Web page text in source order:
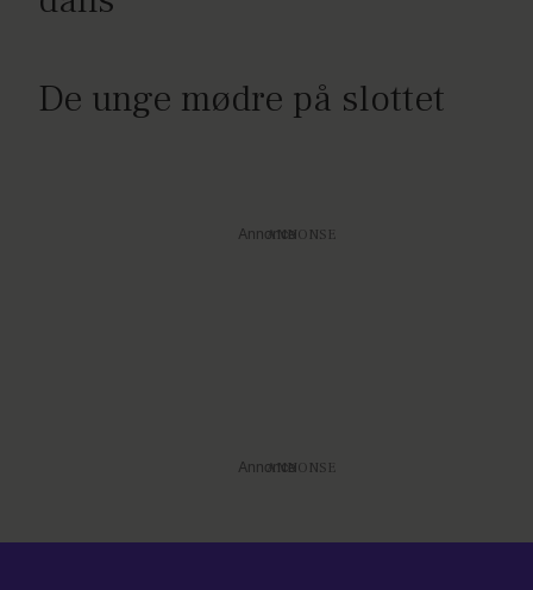
De unge mødre på slottet
Annonce
Annonce